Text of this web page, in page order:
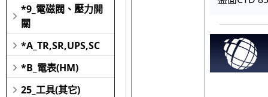
*9_電磁閥、壓力開
關
*A_TR,SR,UPS,SC
*B_電表(HM)
25_工具(其它)